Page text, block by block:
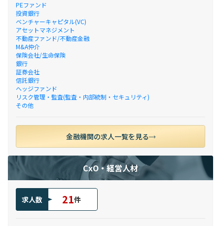
PEファンド
投資銀行
ベンチャーキャピタル(VC)
アセットマネジメント
不動産ファンド/不動産金融
M&A仲介
保険会社/生命保険
銀行
証券会社
信託銀行
ヘッジファンド
リスク管理・監査(監査・内部統制・セキュリティ)
その他
金融機関の求人一覧を見る
CxO・経営人材
求人数 21件